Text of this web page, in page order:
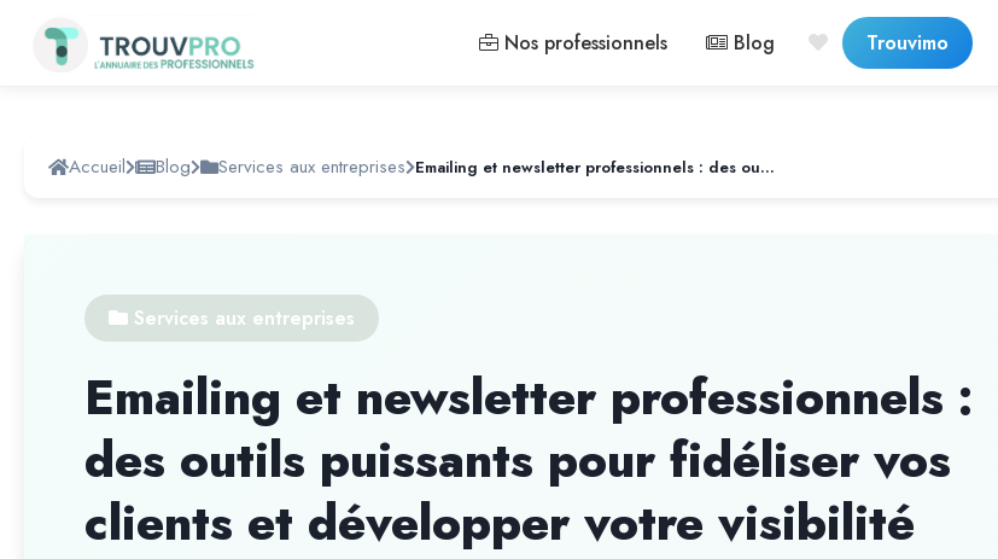
Nos professionnels Blog Trouvimo
Accueil Blog Services aux entreprises Emailing et newsletter professionnels : des outils puissants pour fidéliser vos clients et développer votre visibilité
Services aux entreprises
Emailing et newsletter professionnels :
des outils puissants pour fidéliser vos
clients et développer votre visibilité